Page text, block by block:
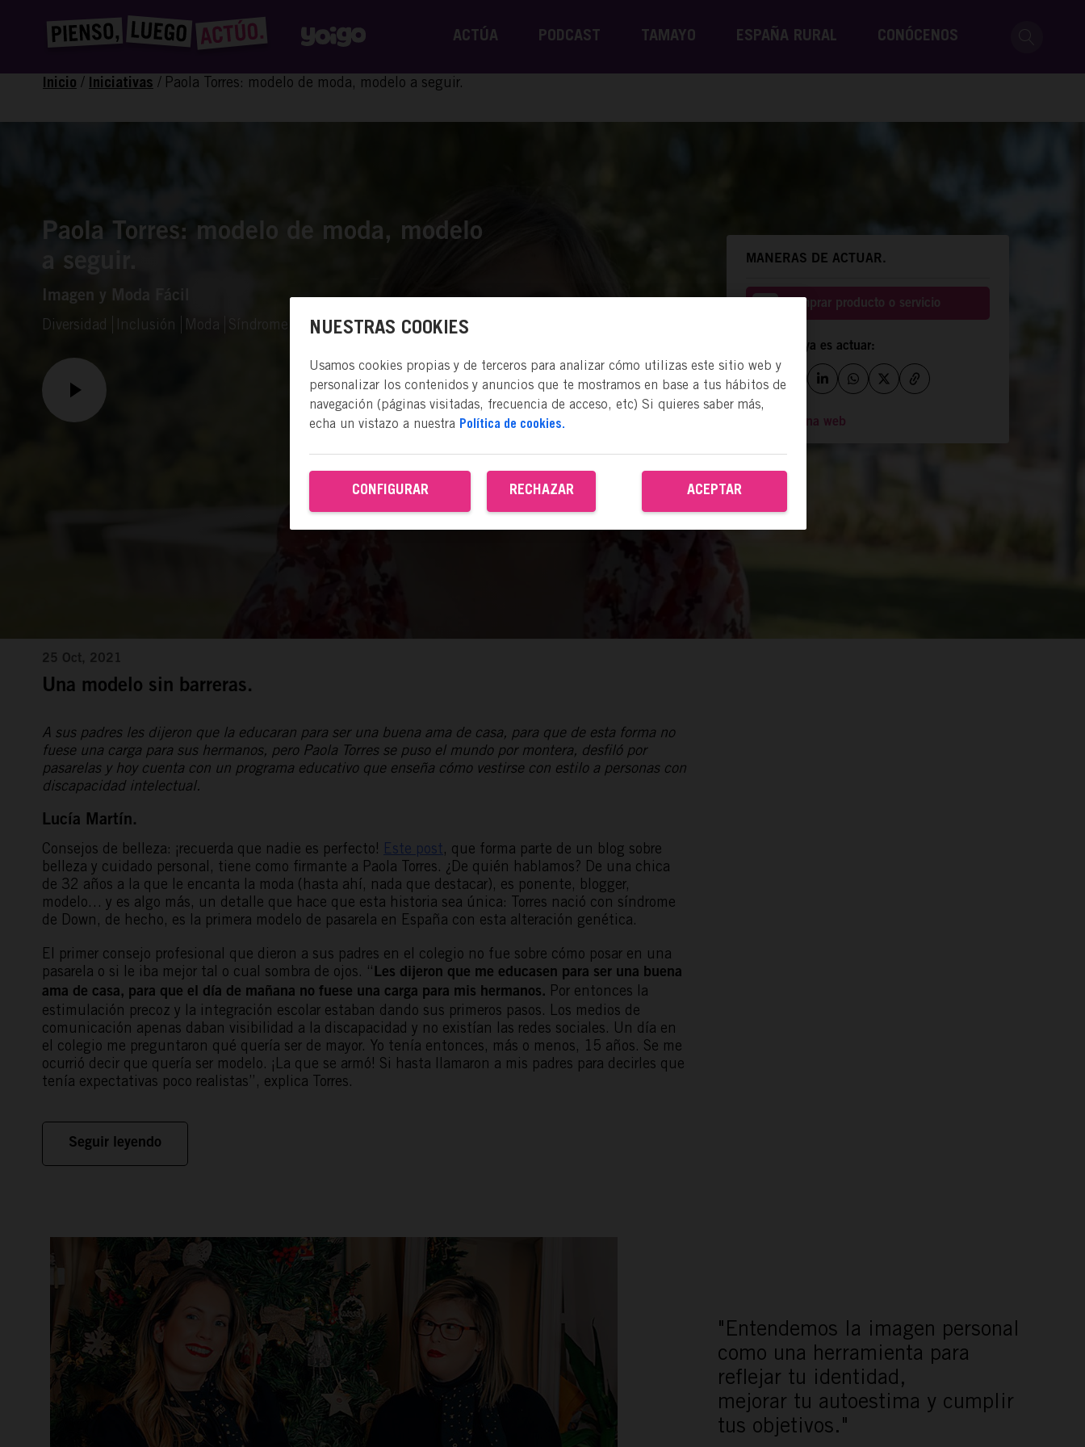
ACTÚA PODCAST TAMAYO ESPAÑA RURAL CONÓCENOS
PODCAST
Inicio / Iniciativas / Paola Torres: modelo de moda, modelo a seguir.
Paola Torres: modelo de moda, modelo
a seguir.
Imagen y Moda Fácil
Diversidad Inclusión Moda Síndrome de Down
MANERAS DE ACTUAR.
Comprar producto o servicio
Compartir ya es actuar:
Ir a la página web
25 Oct, 2021
Una modelo sin barreras.
A sus padres les dijeron que la educaran para ser una buena ama de casa, para que de esta forma no
fuese una carga para sus hermanos, pero Paola Torres se puso el mundo por montera, desfiló por
pasarelas y hoy cuenta con un programa educativo que enseña cómo vestirse con estilo a personas con
discapacidad intelectual.
Lucía Martín.
Consejos de belleza: ¡recuerda que nadie es perfecto! Este post, que forma parte de un blog sobre
belleza y cuidado personal, tiene como firmante a Paola Torres. ¿De quién hablamos? De una chica
de 32 años a la que le encanta la moda (hasta ahí, nada que destacar), es ponente, blogger,
modelo… y es algo más, un detalle que hace que esta historia sea única: Torres nació con síndrome
de Down, de hecho, es la primera modelo de pasarela en España con esta alteración genética.
El primer consejo profesional que dieron a sus padres en el colegio no fue sobre cómo posar en una
pasarela o si le iba mejor tal o cual sombra de ojos. “ Les dijeron que me educasen para ser una buena
ama de casa, para que el día de mañana no fuese una carga para mis hermanos. Por entonces la
estimulación precoz y la integración escolar estaban dando sus primeros pasos. Los medios de
comunicación apenas daban visibilidad a la discapacidad y no existían las redes sociales. Un día en
el colegio me preguntaron qué quería ser de mayor. Yo tenía entonces, más o menos, 15 años. Se me
ocurrió decir que quería ser modelo. ¡La que se armó! Si hasta llamaron a mis padres para decirles que
tenía expectativas poco realistas”, explica Torres.
Seguir leyendo
"Entendemos la imagen personal
como una herramienta para
reflejar tu identidad,
mejorar tu autoestima y cumplir
tus objetivos."
NUESTRAS COOKIES
Usamos cookies propias y de terceros para analizar cómo utilizas este sitio web y
personalizar los contenidos y anuncios que te mostramos en base a tus hábitos de
navegación (páginas visitadas, frecuencia de acceso, etc) Si quieres saber más,
echa un vistazo a nuestra Política de cookies.
RECHAZAR ACEPTAR
CONFIGURAR